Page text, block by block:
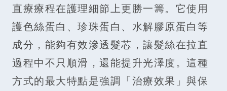
直療療程在護理細節上更勝一籌。它使用
護色絲蛋白、珍珠蛋白、水解膠原蛋白等
成分，能夠有效滲透髮芯，讓髮絲在拉直
過程中不只順滑，還能提升光澤度。這種
方式的最大特點是強調「治療效果」與保